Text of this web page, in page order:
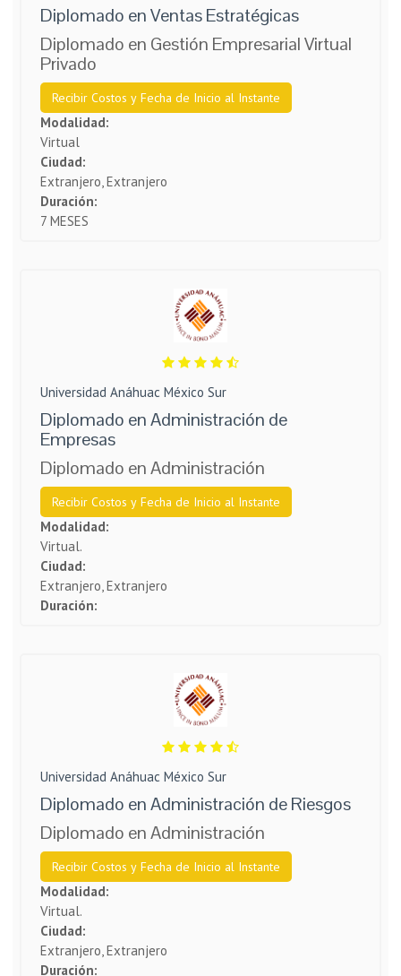
Diplomado en Ventas Estratégicas
Diplomado en Gestión Empresarial Virtual
Privado
Recibir Costos y Fecha de Inicio al Instante
Modalidad:
Virtual
Ciudad:
Extranjero, Extranjero
Duración:
7 MESES
Universidad Anáhuac México Sur
Diplomado en Administración de
Empresas
Diplomado en Administración
Recibir Costos y Fecha de Inicio al Instante
Modalidad:
Virtual.
Ciudad:
Extranjero, Extranjero
Duración:
Universidad Anáhuac México Sur
Diplomado en Administración de Riesgos
Diplomado en Administración
Recibir Costos y Fecha de Inicio al Instante
Modalidad:
Virtual.
Ciudad:
Extranjero, Extranjero
Duración: